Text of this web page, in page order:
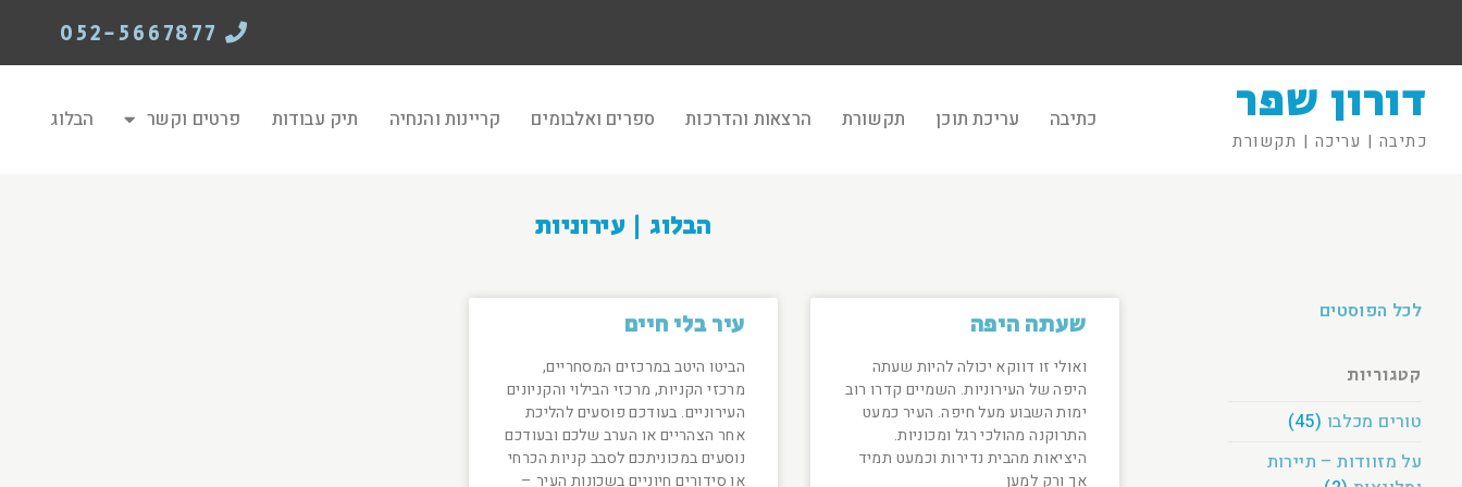
דורון שפר
כתיבה | עריכה | תקשורת
כתיבה עריכת תוכן תקשורת הרצאות והדרכות ספרים ואלבומים קריינות והנחיה תיק עבודות פרטים וקשר הבלוג
הבלוג | עירוניות
לכל הפוסטים
קטגוריות
טורים מכלבו (45)
על מזוודות – תיירות
שעתה היפה
ואולי זו דווקא יכולה להיות שעתה
היפה של העירוניות. השמיים קדרו רוב
ימות השבוע מעל חיפה. העיר כמעט
התרוקנה מהולכי רגל ומכוניות.
היציאות מהבית נדירות וכמעט תמיד
אך ורק למען
עיר בלי חיים
הביטו היטב במרכזים המסחריים,
מרכזי הקניות, מרכזי הבילוי והקניונים
העירוניים. בעודכם פוסעים להליכת
אחר הצהריים או הערב שלכם ובעודכם
נוסעים במכוניתכם לסבב קניות הכרחי
או סידורים חיוניים בשכונות העיר –